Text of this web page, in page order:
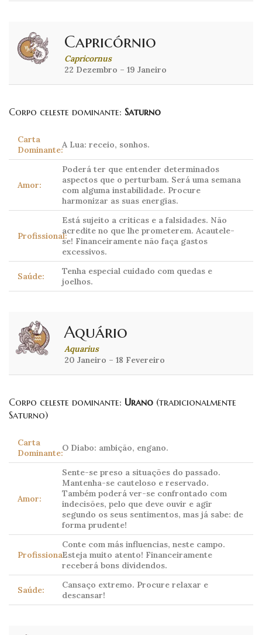
Capricórnio
Capricornus
22 Dezembro – 19 Janeiro
Corpo celeste dominante: Saturno
Carta
Dominante:A Lua: receio, sonhos.
Amor:
Poderá ter que entender determinados
aspectos que o perturbam. Será uma semana
com alguma instabilidade. Procure
harmonizar as suas energias.
Profissional:
Está sujeito a criticas e a falsidades. Não
acredite no que lhe prometerem. Acautele-
se! Financeiramente não faça gastos
excessivos.
Saúde:
Tenha especial cuidado com quedas e
joelhos.
Aquário
Aquarius
20 Janeiro – 18 Fevereiro
Corpo celeste dominante: Urano (tradicionalmente
Saturno)
Carta
Dominante:O Diabo: ambição, engano.
Amor:
Sente-se preso a situações do passado.
Mantenha-se cauteloso e reservado.
Também poderá ver-se confrontado com
indecisões, pelo que deve ouvir e agir
segundo os seus sentimentos, mas já sabe: de
forma prudente!
Profissional:
Conte com más influencias, neste campo.
Esteja muito atento! Financeiramente
receberá bons dividendos.
Saúde:
Cansaço extremo. Procure relaxar e
descansar!